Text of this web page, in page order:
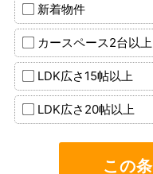
新着物件
カースペース2台以上
LDK広さ15帖以上
LDK広さ20帖以上